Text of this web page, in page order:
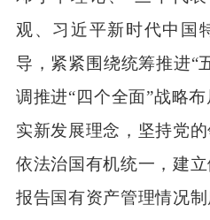
观、习近平新时代中国
导，紧紧围绕统筹推进“
调推进“四个全面”战略
实新发展理念，坚持党的
依法治国有机统一，建
报告国有资产管理情况